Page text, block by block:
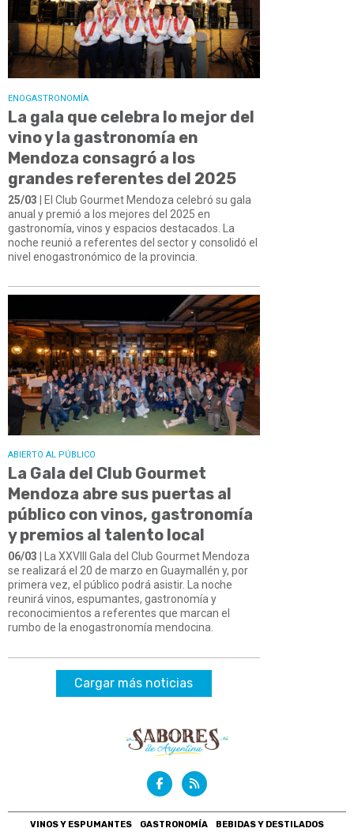
ENOGASTRONOMÍA
La gala que celebra lo mejor del
vino y la gastronomía en
Mendoza consagró a los
grandes referentes del 2025
25/03 | El Club Gourmet Mendoza celebró su gala
anual y premió a los mejores del 2025 en
gastronomía, vinos y espacios destacados. La
noche reunió a referentes del sector y consolidó el
nivel enogastronómico de la provincia.
ABIERTO AL PÚBLICO
La Gala del Club Gourmet
Mendoza abre sus puertas al
público con vinos, gastronomía
y premios al talento local
06/03 | La XXVIII Gala del Club Gourmet Mendoza
se realizará el 20 de marzo en Guaymallén y, por
primera vez, el público podrá asistir. La noche
reunirá vinos, espumantes, gastronomía y
reconocimientos a referentes que marcan el
rumbo de la enogastronomía mendocina.
Cargar más noticias
VINOS Y ESPUMANTES GASTRONOMÍA BEBIDAS Y DESTILADOS